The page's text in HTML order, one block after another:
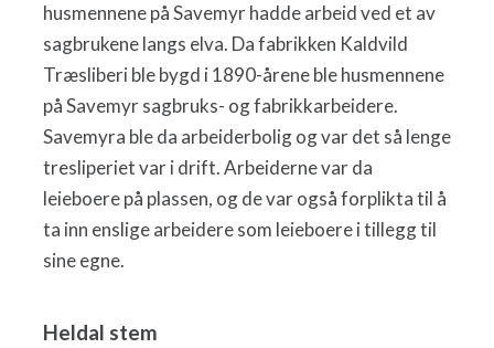
husmennene på Savemyr hadde arbeid ved et av
sagbrukene langs elva. Da fabrikken Kaldvild
Træsliberi ble bygd i 1890-årene ble husmennene
på Savemyr sagbruks- og fabrikkarbeidere.
Savemyra ble da arbeiderbolig og var det så lenge
tresliperiet var i drift. Arbeiderne var da
leieboere på plassen, og de var også forplikta til å
ta inn enslige arbeidere som leieboere i tillegg til
sine egne.
Heldal stem